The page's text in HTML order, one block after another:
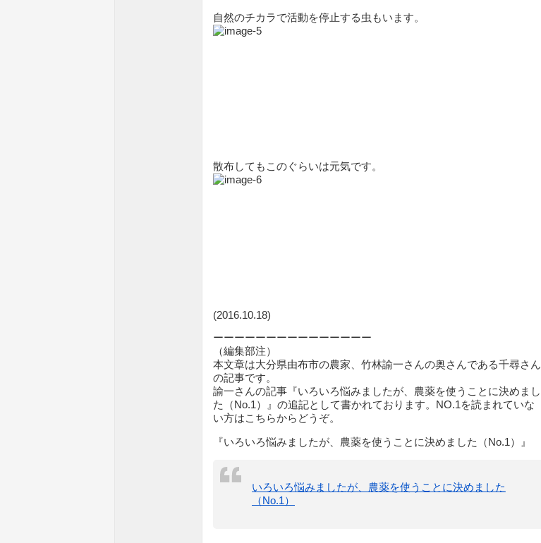
自然のチカラで活動を停止する虫もいます。
散布してもこのぐらいは元気です。
(2016.10.18)
ーーーーーーーーーーーーーーー
（編集部注）
本文章は大分県由布市の農家、竹林諭一さんの奥さんである千尋さん
の記事です。
諭一さんの記事『いろいろ悩みましたが、農薬を使うことに決めまし
た（No.1）』の追記として書かれております。NO.1を読まれていな
い方はこちらからどうぞ。
『いろいろ悩みましたが、農薬を使うことに決めました（No.1）』
いろいろ悩みましたが、農薬を使うことに決めました
（No.1）